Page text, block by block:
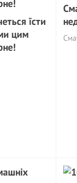
їсти
цим